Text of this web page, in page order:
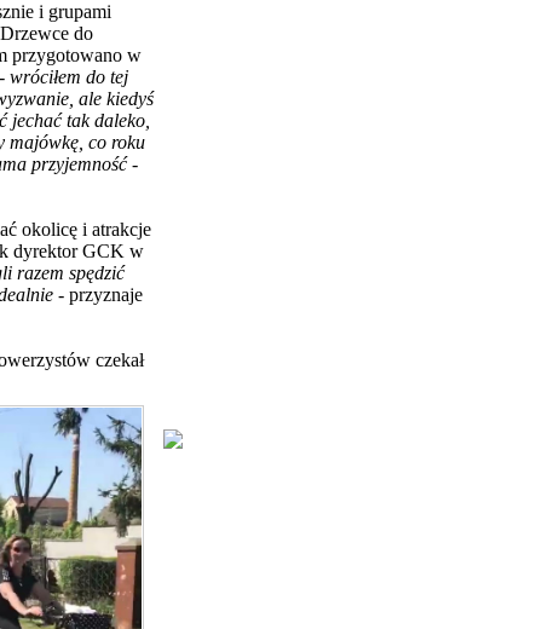
i grupami
do
przygotowano w
wróciłem do tej
ale kiedyś
jechać tak daleko,
majówkę, co roku
przyjemność -
okolicę i atrakcje
dyrektor GCK w
razem spędzić
- przyznaje
czekał